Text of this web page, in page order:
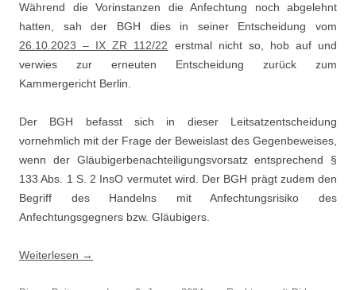
Während die Vorinstanzen die Anfechtung noch abgelehnt
hatten, sah der BGH dies in seiner Entscheidung vom
26.10.2023 – IX ZR 112/22 erstmal nicht so, hob auf und
verwies zur erneuten Entscheidung zurück zum
Kammergericht Berlin.
Der BGH befasst sich in dieser Leitsatzentscheidung
vornehmlich mit der Frage der Beweislast des Gegenbeweises,
wenn der Gläubigerbenachteiligungsvorsatz entsprechend §
133 Abs. 1 S. 2 InsO vermutet wird. Der BGH prägt zudem den
Begriff des Handelns mit Anfechtungsrisiko des
Anfechtungsgegners bzw. Gläubigers.
Weiterlesen →